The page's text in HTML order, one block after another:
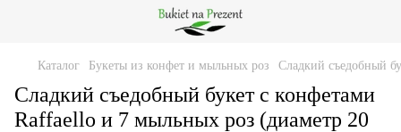
Каталог Букеты из конфет и мыльных роз Сладкий съедобный
Сладкий съедобный букет с конфетами
Raffaello и 7 мыльных роз (диаметр 20